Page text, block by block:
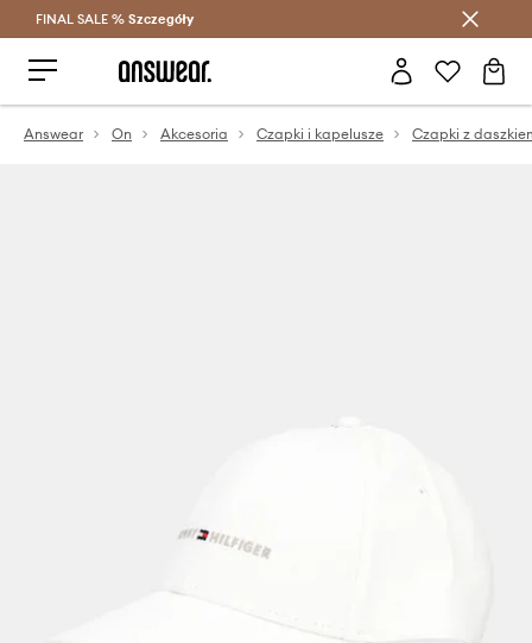
Oszczędzaj z Answear Club >
FINAL SALE % Szczegóły
Answear On Akcesoria Czapki i kapelusze Czapki z